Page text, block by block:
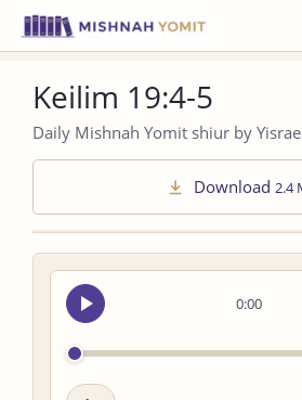
Keilim 19:4-5
Daily Mishnah Yomit shiur by
Download 2.4
0:00
Seek
audio